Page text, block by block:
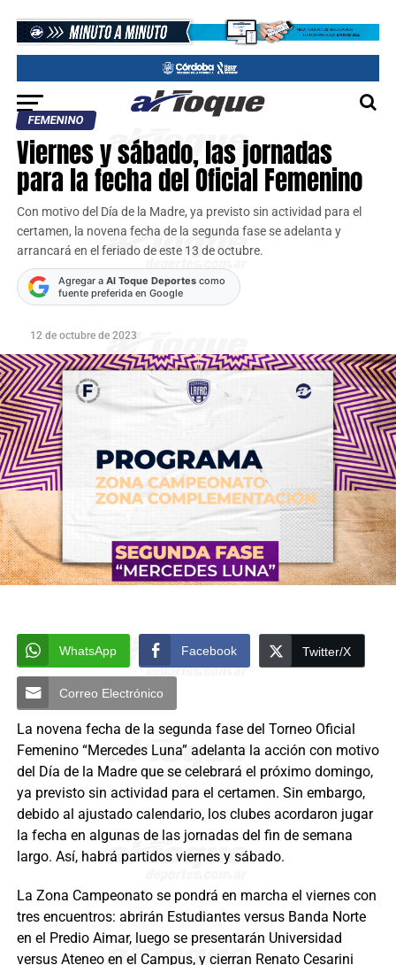
FEMENINO
Viernes y sábado, las jornadas
para la fecha del Oficial Femenino
Con motivo del Día de la Madre, ya previsto sin actividad para el
certamen, la novena fecha de la segunda fase se adelanta y
arrancará en el feriado de este 13 de octubre.
Agregar a Al Toque Deportescomo
fuente preferida en Google
12 de octubre de 2023
WhatsApp Facebook Twitter/X
Correo Electrónico
La novena fecha de la segunda fase del Torneo Oficial
Femenino “Mercedes Luna” adelanta la acción con motivo
del Día de la Madre que se celebrará el próximo domingo,
ya previsto sin actividad para el certamen. Sin embargo,
debido al ajustado calendario, los clubes acordaron jugar
la fecha en algunas de las jornadas del fin de semana
largo. Así, habrá partidos viernes y sábado.
La Zona Campeonato se pondrá en marcha el viernes con
tres encuentros: abrirán Estudiantes versus Banda Norte
en el Predio Aimar, luego se presentarán Universidad
versus Ateneo en el Campus, y cierran Renato Cesarini